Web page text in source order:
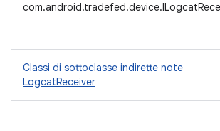
Classi di sottoclasse indirette note
LogcatReceiver